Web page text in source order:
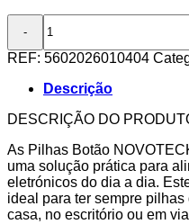
Quantidade
Pack
Pilhas
NOVOTECK
/
LR521
/
379,
1.5V
REF: 5602026010404
Descrição
DESCRIÇÃO DO
As Pilhas Botão
uma solução prática para
eletrónicos do dia a dia.
ideal para ter sempre
casa, no escritório ou em